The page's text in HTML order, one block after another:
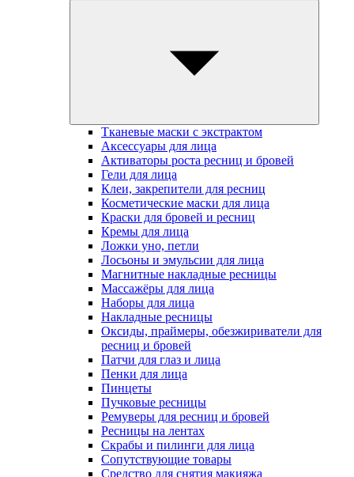
Тканевые маски с экстрактом
Аксессуары для лица
Активаторы роста ресниц и бровей
Гели для лица
Клеи, закрепители для ресниц
Косметические маски для лица
Краски для бровей и ресниц
Кремы для лица
Ложки уно, петли
Лосьоны и эмульсии для лица
Магнитные накладные ресницы
Массажёры для лица
Наборы для лица
Накладные ресницы
Оксиды, праймеры, обезжириватели для
ресниц и бровей
Патчи для глаз и лица
Пенки для лица
Пинцеты
Пучковые ресницы
Ремуверы для ресниц и бровей
Ресницы на лентах
Скрабы и пилинги для лица
Сопутствующие товары
Средство для снятия макияжа